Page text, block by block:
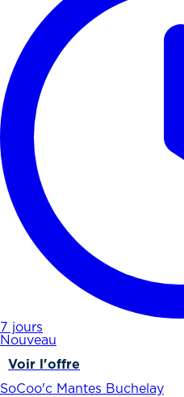
7 jours
Nouveau
Voir l'offre
SoCoo'c Mantes Buchelay